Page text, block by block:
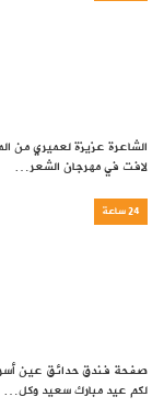
الشاعرة عزيزة لعميري من
لافت في مهرجان الشعر…
24 ساعة
صفحة فندق حدائق عين
لكم عيد مبارك سعيد وكل…